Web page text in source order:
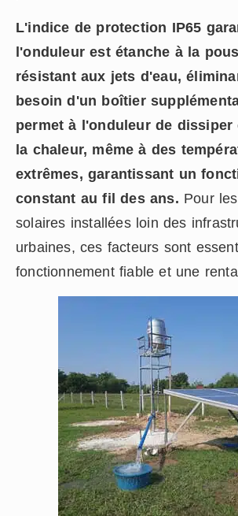
L'indice de protection IP65
l'onduleur est étanche à la
résistant aux jets d'eau,
besoin d'un boîtier
permet à l'onduleur de dissiper
la chaleur, même à des
extrêmes, garantissant un
constant au fil des ans. Pour
solaires installées loin des
urbaines, ces facteurs sont
fonctionnement fiable et une